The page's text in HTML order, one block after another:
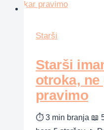
Starši
Starši
otroka, ne
pravimo
⏱ 3 min branja 📖